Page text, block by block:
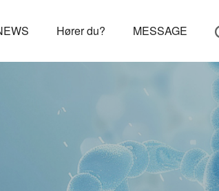
NEWS Hører du? MESSAGE